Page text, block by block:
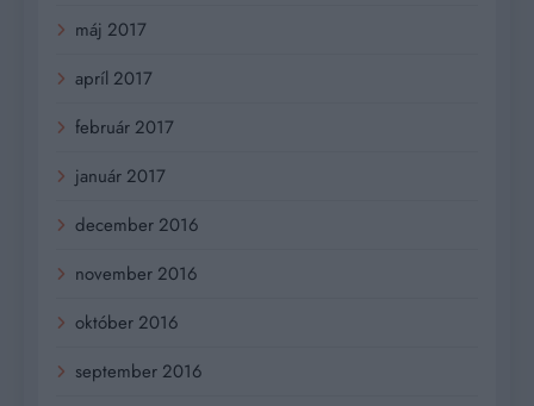
máj 2017
apríl 2017
február 2017
január 2017
december 2016
november 2016
október 2016
september 2016